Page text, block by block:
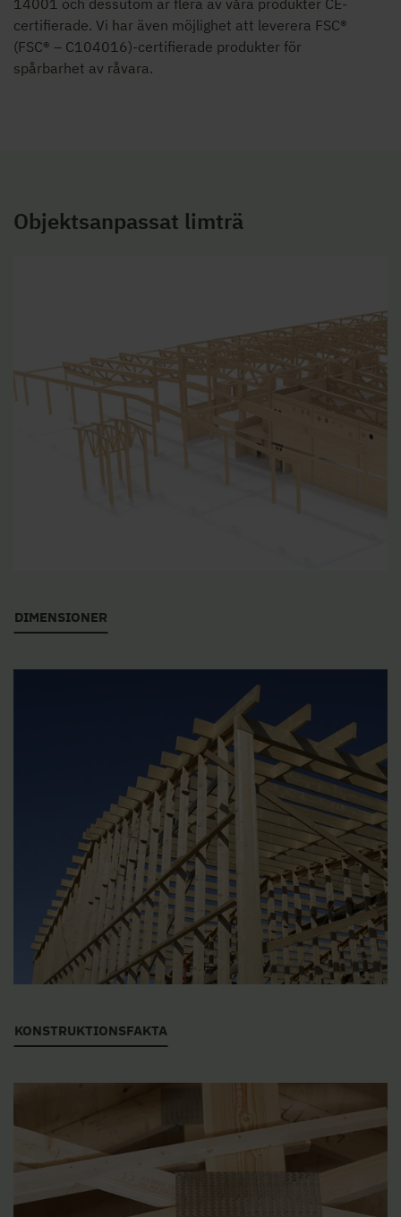
14001 och dessutom är flera av våra produkter CE-
certifierade. Vi har även möjlighet att leverera FSC®
(FSC® – C104016)-certifierade produkter för
spårbarhet av råvara.
Objektsanpassat limträ
DIMENSIONER
KONSTRUKTIONSFAKTA